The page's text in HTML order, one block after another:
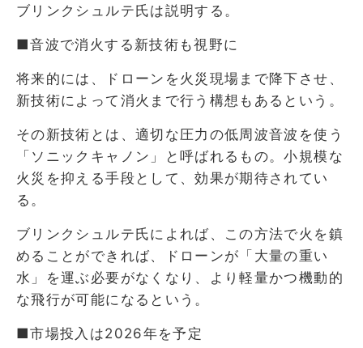
ブリンクシュルテ氏は説明する。
■音波で消火する新技術も視野に
将来的には、ドローンを火災現場まで降下させ、
新技術によって消火まで行う構想もあるという。
その新技術とは、適切な圧力の低周波音波を使う
「ソニックキャノン」と呼ばれるもの。小規模な
火災を抑える手段として、効果が期待されてい
る。
ブリンクシュルテ氏によれば、この方法で火を鎮
めることができれば、ドローンが「大量の重い
水」を運ぶ必要がなくなり、より軽量かつ機動的
な飛行が可能になるという。
■市場投入は2026年を予定